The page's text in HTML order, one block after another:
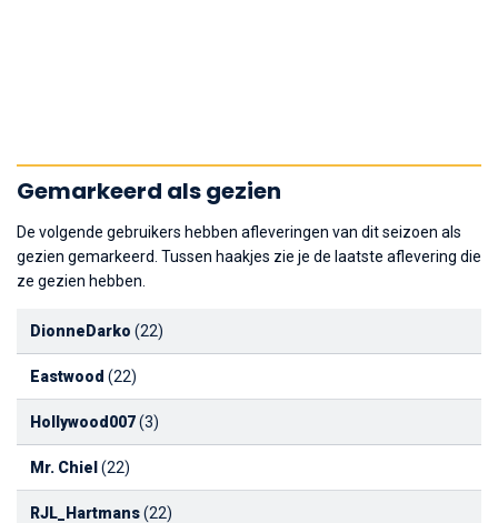
Gemarkeerd als gezien
De volgende gebruikers hebben afleveringen van dit seizoen als
gezien gemarkeerd. Tussen haakjes zie je de laatste aflevering die
ze gezien hebben.
DionneDarko (22)
Eastwood (22)
Hollywood007(3)
Mr. Chiel (22)
RJL_Hartmans(22)